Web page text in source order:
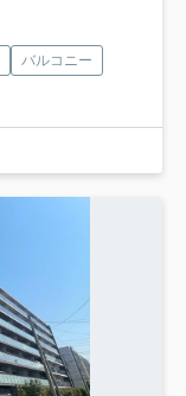
バルコニー